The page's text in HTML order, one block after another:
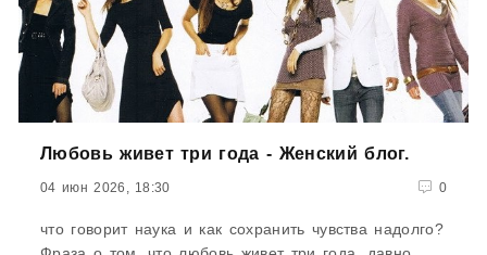
Любовь живет три года - Женский блог.
04 июн 2026, 18:30 0
что говорит наука и как сохранить чувства надолго?